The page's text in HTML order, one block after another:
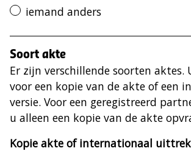
iemand anders
Soort akte
Er zijn verschillende soorten aktes.
voor een kopie van de akte of een
versie. Voor een geregistreerd
u alleen een kopie van de akte
Kopie akte of internationaal